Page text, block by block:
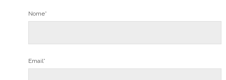
Nome*
Email*